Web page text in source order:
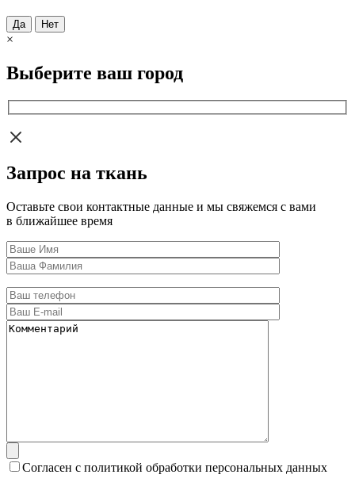
Да Нет
×
Выберите ваш город
Запрос на ткань
Оставьте свои контактные данные и мы свяжемся с вами
в ближайшее время
Согласен с политикой обработки персональных данных